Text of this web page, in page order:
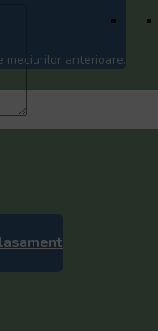
meciurilor anterioare.